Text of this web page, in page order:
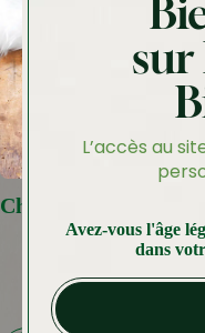
sur
L’accès au
Avez-vous l'âge
dans
Chocolat Viennois à